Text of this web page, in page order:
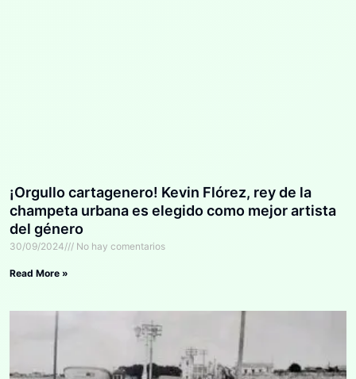
¡Orgullo cartagenero! Kevin Flórez, rey de la
champeta urbana es elegido como mejor artista
del género
30/09/2024 No hay comentarios
Read More »